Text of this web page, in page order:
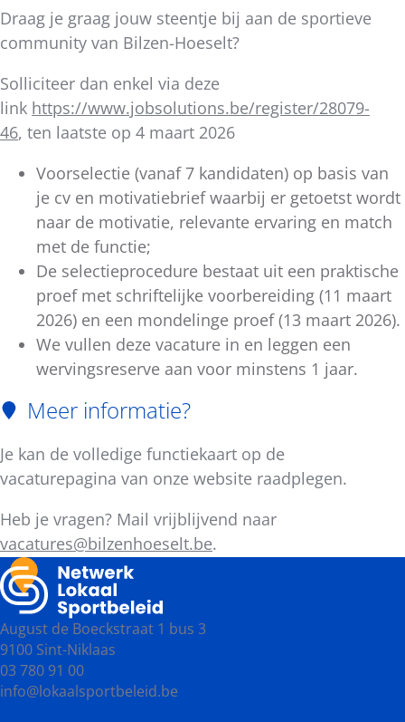
Draag je graag jouw steentje bij aan de sportieve
community van Bilzen-Hoeselt?
Solliciteer dan enkel via deze
link https://www.jobsolutions.be/register/28079-
46, ten laatste op 4 maart 2026
Voorselectie (vanaf 7 kandidaten) op basis van
je cv en motivatiebrief waarbij er getoetst wordt
naar de motivatie, relevante ervaring en match
met de functie;
De selectieprocedure bestaat uit een praktische
proef met schriftelijke voorbereiding (11 maart
2026) en een mondelinge proef (13 maart 2026).
We vullen deze vacature in en leggen een
wervingsreserve aan voor minstens 1 jaar.
Meer informatie?
Je kan de volledige functiekaart op de
vacaturepagina van onze website raadplegen.
Heb je vragen? Mail vrijblijvend naar
vacatures@bilzenhoeselt.be.
August de Boeckstraat 1 bus 3
9100 Sint-Niklaas
03 780 91 00
info@lokaalsportbeleid.be